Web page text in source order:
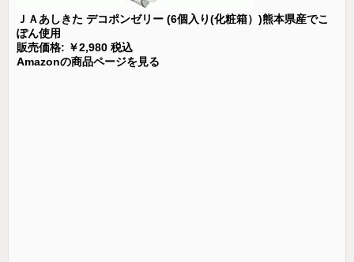
ＪＡあしきた デコポンゼリー (6個入り(化粧箱）)熊本県産でこ
ぽん使用
販売価格: ￥2,980 税込
Amazonの商品ページを見る